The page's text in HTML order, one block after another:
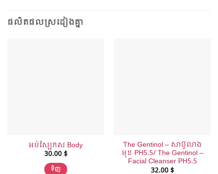
ផលិតផលស្រដៀងគ្នា
អប់់ស្បែកស Body
30.00$
ទិញ
The Gentinol – សាប៊ូលាង​
មុខ​ PH5.5/​ The Gentinol –
Facial Cleanser PH5.5
32.00$